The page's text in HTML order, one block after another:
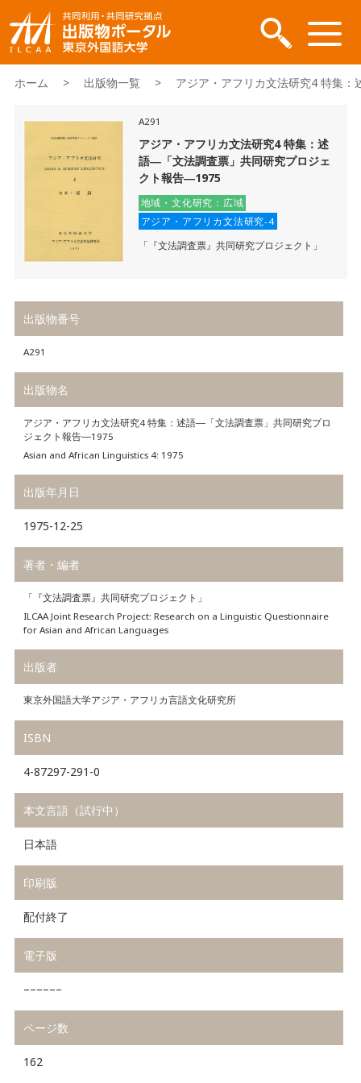
ホーム > 出版物一覧 > アジア・アフリカ文法研究4 特集：
A291
アジア・アフリカ文法研究4 特集：述
語―「文法調査票」共同研究プロジェ
クト報告―1975
地域・文化研究：広域
アジア・アフリカ文法研究-4
「『文法調査票』共同研究プロジェクト」
出版物番号
A291
出版物名
アジア・アフリカ文法研究4 特集：述語―「文法調査票」共同研究プロ
ジェクト報告―1975
Asian and African Linguistics 4: 1975
出版年月日
1975-12-25
著者・編者
「『文法調査票』共同研究プロジェクト」
ILCAA Joint Research Project: Research on a Linguistic Questionnaire
for Asian and African Languages
出版者
東京外国語大学アジア・アフリカ言語文化研究所
ISBN
4-87297-291-0
本文言語（試行中）
日本語
印刷版
配付終了
電子版
––––––
ページ数
162